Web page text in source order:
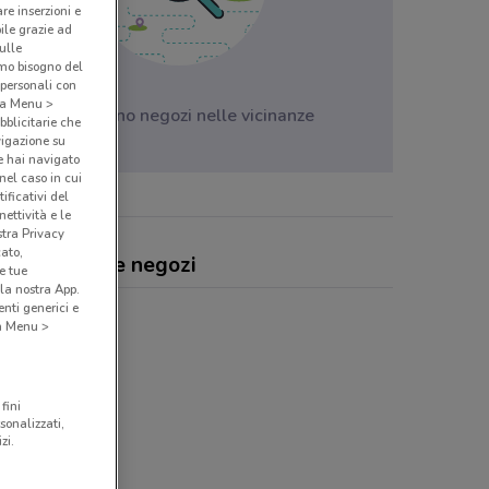
Non ci sono negozi nelle vicinanze
offerte e negozi
inserzioni e
grazie ad
bisogno del
con
Menu >
che
su
hai navigato
caso in cui
del
e le
Privacy
tue
nostra App.
generici e
Menu >
fini